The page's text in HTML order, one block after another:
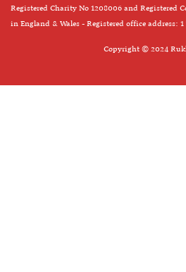
Registered Charity No 1208006 and Registered
in England & Wales - Registered office address:
Copyright © 2024